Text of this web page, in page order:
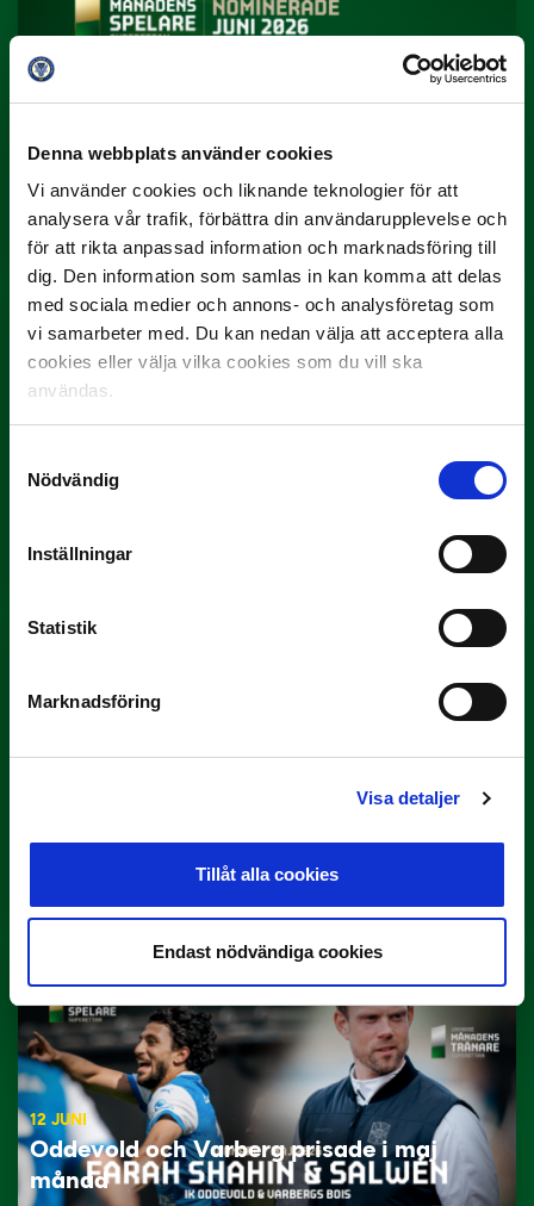
Denna webbplats använder cookies
Vi använder cookies och liknande teknologier för att
analysera vår trafik, förbättra din användarupplevelse och
för att rikta anpassad information och marknadsföring till
dig. Den information som samlas in kan komma att delas
med sociala medier och annons- och analysföretag som
vi samarbeter med. Du kan nedan välja att acceptera alla
cookies eller välja vilka cookies som du vill ska
användas.
Nödvändig
Inställningar
Statistik
Marknadsföring
Visa detaljer
Tillåt alla cookies
Endast nödvändiga cookies
Rösta på Månadens Spelare i juni
Yttrar gör…
Här är de…
Lagerlöf tar över i Sandvikens IF
12 JUNI
Oddevold och Varberg prisade i maj
månad